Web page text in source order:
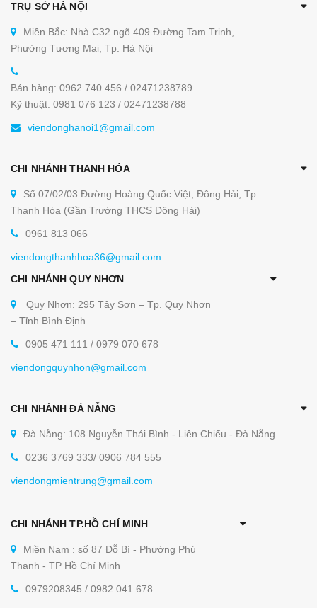
TRỤ SỞ HÀ NỘI
Miền Bắc: Nhà C32 ngõ 409 Đường Tam Trinh,
Phường Tương Mai, Tp. Hà Nội
Bán hàng: 0962 740 456 / 02471238789
Kỹ thuật: 0981 076 123 / 02471238788
viendonghanoi1@gmail.com
CHI NHÁNH THANH HÓA
Số 07/02/03 Đường Hoàng Quốc Việt, Đông Hải, Tp
Thanh Hóa (Gần Trường THCS Đông Hải)
0961 813 066
viendongthanhhoa36@gmail.com
CHI NHÁNH QUY NHƠN
Quy Nhơn: 295 Tây Sơn – Tp. Quy Nhơn
– Tỉnh Bình Định
0905 471 111 / 0979 070 678
viendongquynhon@gmail.com
CHI NHÁNH ĐÀ NẴNG
Đà Nẵng: 108 Nguyễn Thái Bình - Liên Chiểu - Đà Nẵng
0236 3769 333/ 0906 784 555
viendongmientrung@gmail.com
CHI NHÁNH TP.HỒ CHÍ MINH
Miền Nam : số 87 Đỗ Bí - Phường Phú
Thạnh - TP Hồ Chí Minh
0979208345 / 0982 041 678